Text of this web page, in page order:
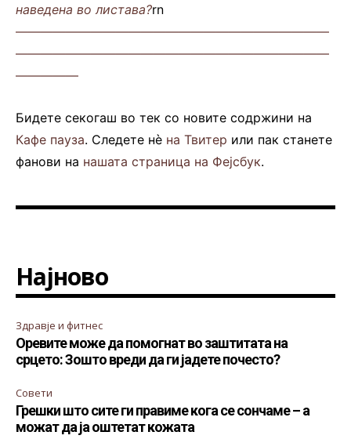
наведена во листава?rn
—————————————————————————
—————————————————————————
—————
Бидете секогаш во тек со новите содржини на
Кафе пауза. Следете нè на Твитер или пак станете
фанови на нашата страница на Фејсбук.
Најново
Здравје и фитнес
Оревите може да помогнат во заштитата на
срцето: Зошто вреди да ги јадете почесто?
Совети
Грешки што сите ги правиме кога се сончаме – а
можат да ја оштетат кожата